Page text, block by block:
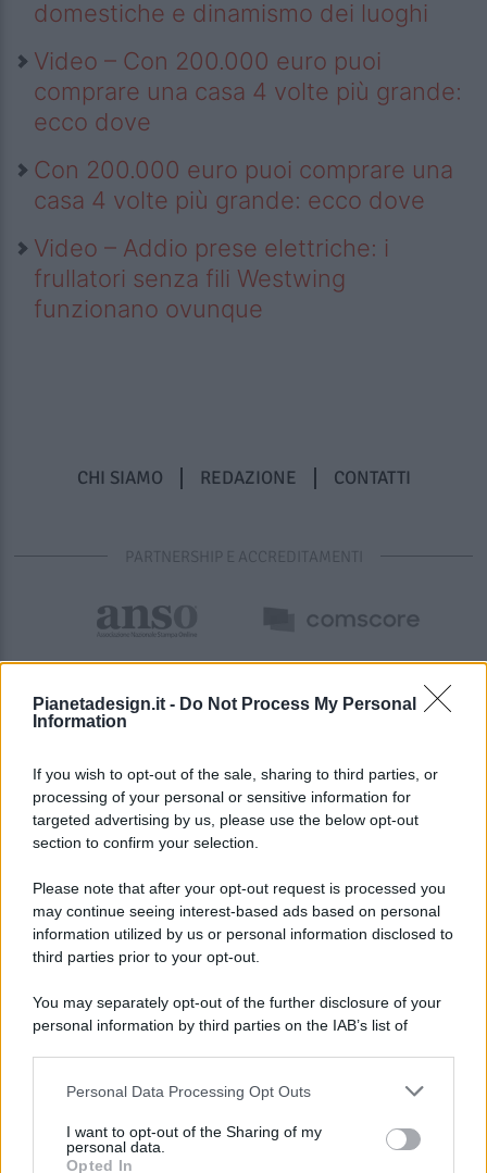
Pianetadesign.it - Do Not Process My Personal
Information
If you wish to opt-out of the sale, sharing to third parties, or
processing of your personal or sensitive information for
targeted advertising by us, please use the below opt-out
section to confirm your selection.
Please note that after your opt-out request is processed you
may continue seeing interest-based ads based on personal
information utilized by us or personal information disclosed to
third parties prior to your opt-out.
You may separately opt-out of the further disclosure of your
personal information by third parties on the IAB’s list of
This information may also be disclosed by us to third parties
disclose it to other third parties.
Personal Data Processing Opt Outs
I want to opt-out of the Sharing of my
personal data.
Opted In
domestiche e dinamismo dei luoghi
Video – Con 200.000 euro puoi
comprare una casa 4 volte più grande:
ecco dove
Con 200.000 euro puoi comprare una
casa 4 volte più grande: ecco dove
Video – Addio prese elettriche: i
frullatori senza fili Westwing
funzionano ovunque
CHI SIAMO REDAZIONE CONTATTI
PARTNERSHIP E ACCREDITAMENTI
© 2026 - Pianeta Design - P.IVA 04827280654 - Testata
Registrata Al Tribunale Di Nocera Inferiore N. 8/2020 - RG N.
ISCRIZIONE AL ROC N. 35792 – ISCRITTA ALL’ANSO
(ASSOCIAZIONE NAZIONALE STAMPA ONLINE)
PREFERENZE PRIVACY